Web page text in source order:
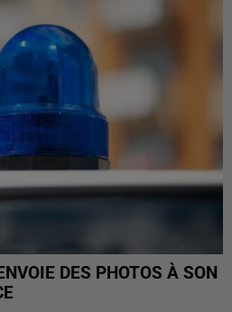
DES PHOTOS À SON